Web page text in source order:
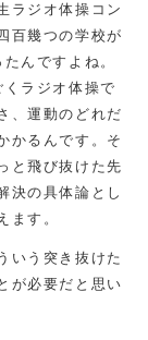
ラジオ体操コン
百幾つの学校が
んですよね。
ラジオ体操で
、運動のどれだ
かるんです。そ
と飛び抜けた先
決の具体論とし
ます。
う突き抜けた
が必要だと思い